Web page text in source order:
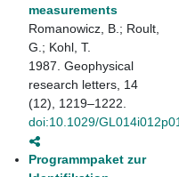
measurements
Romanowicz, B.; Roult,
G.; Kohl, T.
1987. Geophysical
research letters, 14
(12), 1219–1222.
doi:10.1029/
Programmpaket zur